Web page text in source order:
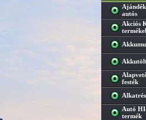
autós
Akciós
festék
Autó
termék